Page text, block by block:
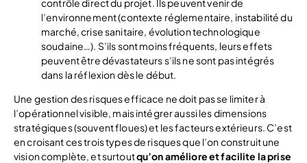
contrôle direct du projet. Ils peuvent venir de
l’environnement (contexte réglementaire, instabilité du
marché, crise sanitaire, évolution technologique
soudaine…). S’ils sont moins fréquents, leurs effets
peuvent être dévastateurs s’ils ne sont pas intégrés
dans la réflexion dès le début.
Une gestion des risques efficace ne doit pas se limiter à
l’opérationnel visible, mais intégrer aussi les dimensions
stratégiques (souvent floues) et les facteurs extérieurs. C’est
en croisant ces trois types de risques que l’on construit une
vision complète, et surtoutqu’on améliore et facilite la prise